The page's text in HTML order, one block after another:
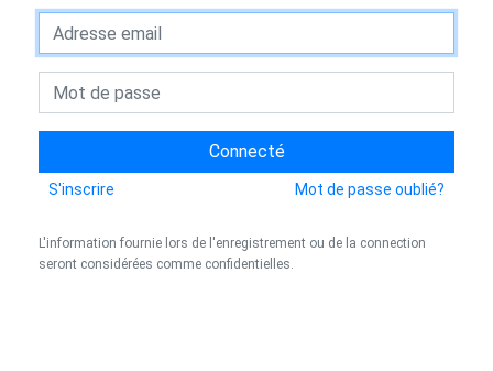
S'inscrire Mot de passe oublié?
L'information fournie lors de l'enregistrement ou de la connection
seront considérées comme confidentielles.